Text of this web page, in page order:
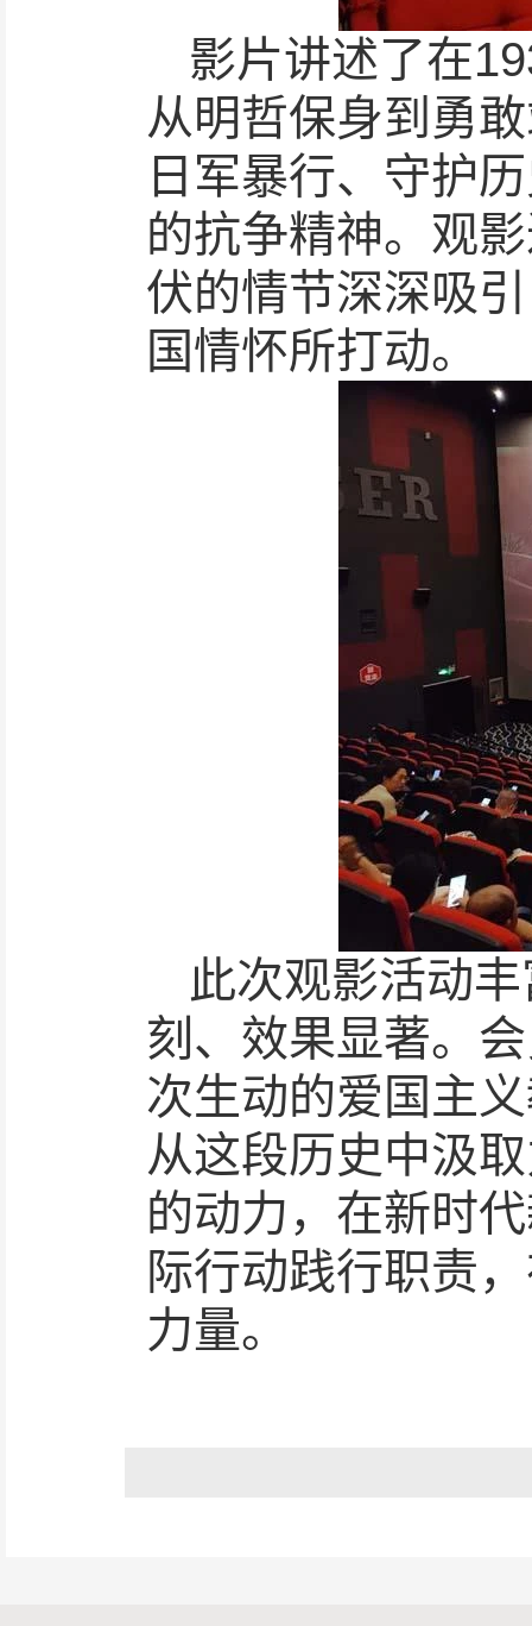
影片讲述了在
从明哲保身到勇
日军暴行、守护
的抗争精神。观
伏的情节深深吸
国情怀所打动。
此次观影活动
刻、效果显著。
次生动的爱国主
从这段历史中汲
的动力，在新时
际行动践行职责
力量。